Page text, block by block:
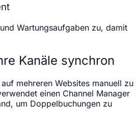
Wartungsaufgaben zu, damit
Kanäle synchron
mehreren Websites manuell zu
einen Channel Manager
um Doppelbuchungen zu